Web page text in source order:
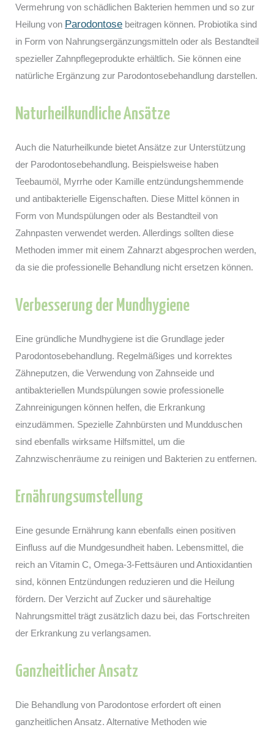
Vermehrung von schädlichen Bakterien hemmen und so zur
Heilung von Parodontose beitragen können. Probiotika sind
in Form von Nahrungsergänzungsmitteln oder als Bestandteil
spezieller Zahnpflegeprodukte erhältlich. Sie können eine
natürliche Ergänzung zur Parodontosebehandlung darstellen.
Naturheilkundliche Ansätze
Auch die Naturheilkunde bietet Ansätze zur Unterstützung
der Parodontosebehandlung. Beispielsweise haben
Teebaumöl, Myrrhe oder Kamille entzündungshemmende
und antibakterielle Eigenschaften. Diese Mittel können in
Form von Mundspülungen oder als Bestandteil von
Zahnpasten verwendet werden. Allerdings sollten diese
Methoden immer mit einem Zahnarzt abgesprochen werden,
da sie die professionelle Behandlung nicht ersetzen können.
Verbesserung der Mundhygiene
Eine gründliche Mundhygiene ist die Grundlage jeder
Parodontosebehandlung. Regelmäßiges und korrektes
Zähneputzen, die Verwendung von Zahnseide und
antibakteriellen Mundspülungen sowie professionelle
Zahnreinigungen können helfen, die Erkrankung
einzudämmen. Spezielle Zahnbürsten und Mundduschen
sind ebenfalls wirksame Hilfsmittel, um die
Zahnzwischenräume zu reinigen und Bakterien zu entfernen.
Ernährungsumstellung
Eine gesunde Ernährung kann ebenfalls einen positiven
Einfluss auf die Mundgesundheit haben. Lebensmittel, die
reich an Vitamin C, Omega-3-Fettsäuren und Antioxidantien
sind, können Entzündungen reduzieren und die Heilung
fördern. Der Verzicht auf Zucker und säurehaltige
Nahrungsmittel trägt zusätzlich dazu bei, das Fortschreiten
der Erkrankung zu verlangsamen.
Ganzheitlicher Ansatz
Die Behandlung von Parodontose erfordert oft einen
ganzheitlichen Ansatz. Alternative Methoden wie